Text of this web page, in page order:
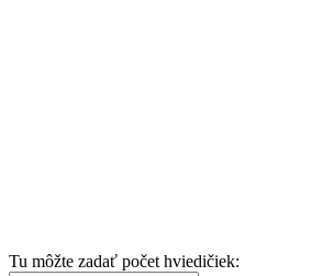
Tu môžte zadať počet hviedičiek: